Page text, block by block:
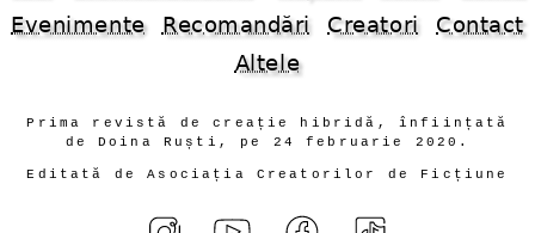
Evenimente
Recomandări Creatori
Contact
Altele
Prima revistă de creație hibridă, înființată
de Doina Ruști, pe 24 februarie 2020.
Editată de Asociația Creatorilor de Ficțiune